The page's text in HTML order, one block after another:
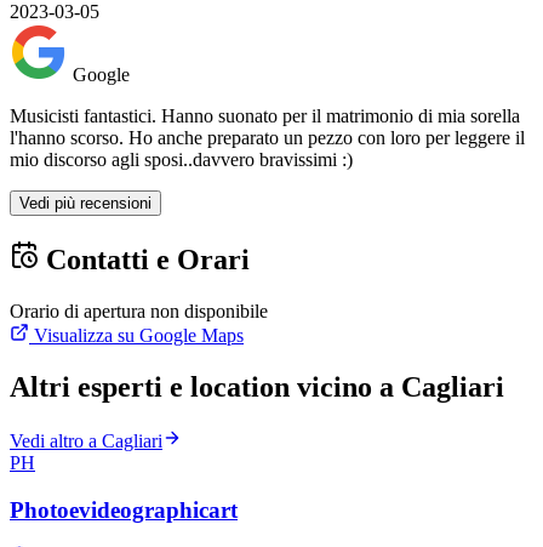
2023-03-05
Google
Musicisti fantastici. Hanno suonato per il matrimonio di mia sorella
l'hanno scorso. Ho anche preparato un pezzo con loro per leggere il
mio discorso agli sposi..davvero bravissimi :)
Vedi più recensioni
Contatti e Orari
Orario di apertura non disponibile
Visualizza su Google Maps
Altri esperti e location vicino a Cagliari
Vedi altro a Cagliari
PH
Photoevideographicart